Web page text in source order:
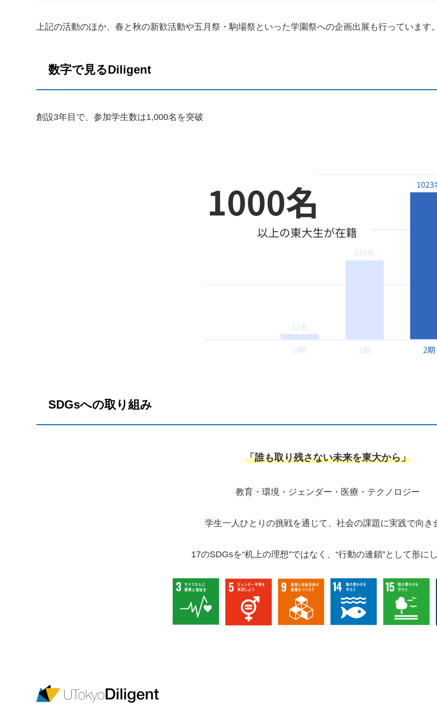
上記の活動のほか、春と秋の新歓活動や五月祭・駒場祭といった学園祭への企画出展も行っています
数字で見るDiligent
創設3年目で、参加学生数は1,000名を突破
SDGsへの取り組み
「誰も取り残さない未来を東大から」
教育・環境・ジェンダー・医療・テクノロジー
学生一人ひとりの挑戦を通じて、社会の課題に実践で向き
17のSDGsを“机上の理想”ではなく、“行動の連鎖”として形に